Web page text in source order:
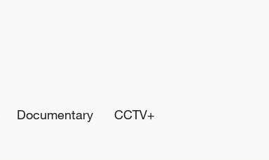
Documentary CCTV+